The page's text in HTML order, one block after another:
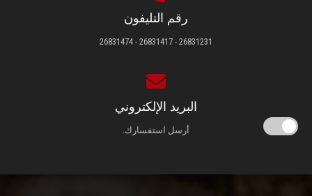
رقم التليفون
26831231 - 26831417 - 26831474
البريد الإلكتروني
أرسل استفسارك.